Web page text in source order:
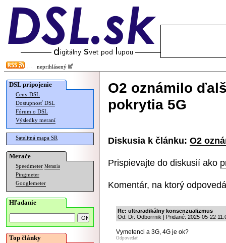
neprihlásený
DSL pripojenie
Ceny DSL
Dostupnosť DSL
Fórum o DSL
Výsledky meraní
Satelitná mapa SR
Merače
Speedmeter Merania
Pingmeter
Googlemeter
Hľadanie
Top články
O2 oznámilo
pokrytia 5G
Diskusia k článku: O2
Prispievajte do diskusií ako
Komentár, na ktorý
Re: ultraradikálny konsenzualizmus
Od: Dr. Odborrnik | Pridané: 2025-05-22
Vymetenci a 3G, 4G je ok?
Odpovedať